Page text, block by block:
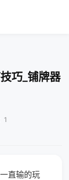
巧_铺牌器
1
直输的玩